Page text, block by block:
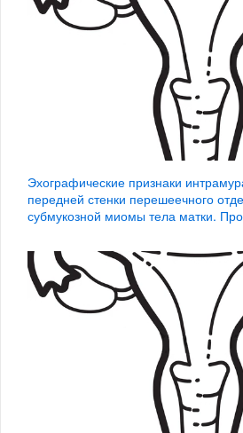
Эхографические признаки
передней стенки перешеечного
субмукозной миомы тела матки.